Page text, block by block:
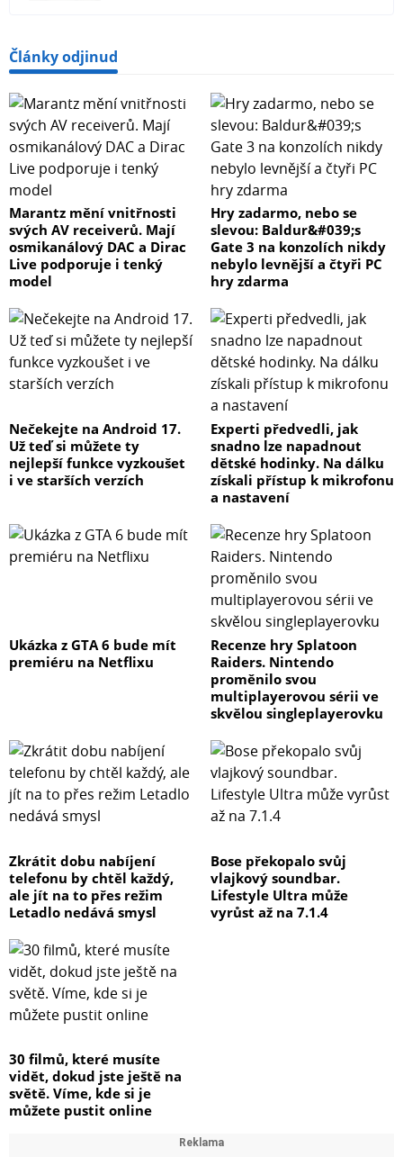
Články odjinud
Marantz mění vnitřnosti
svých AV receiverů. Mají
osmikanálový DAC a Dirac
Live podporuje i tenký
model
Hry zadarmo, nebo se
slevou: Baldur&#039;s
Gate 3 na konzolích nikdy
nebylo levnější a čtyři PC
hry zdarma
Nečekejte na Android 17.
Už teď si můžete ty
nejlepší funkce vyzkoušet
i ve starších verzích
Experti předvedli, jak
snadno lze napadnout
dětské hodinky. Na dálku
získali přístup k mikrofonu
a nastavení
Ukázka z GTA 6 bude mít
premiéru na Netflixu
Recenze hry Splatoon
Raiders. Nintendo
proměnilo svou
multiplayerovou sérii ve
skvělou singleplayerovku
Zkrátit dobu nabíjení
telefonu by chtěl každý,
ale jít na to přes režim
Letadlo nedává smysl
Bose překopalo svůj
vlajkový soundbar.
Lifestyle Ultra může
vyrůst až na 7.1.4
30 filmů, které musíte
vidět, dokud jste ještě na
světě. Víme, kde si je
můžete pustit online